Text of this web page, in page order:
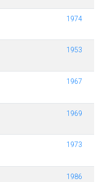
1974
1953
1967
1969
1973
1986